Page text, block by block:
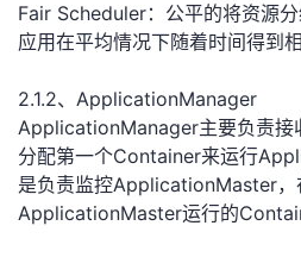
Fair Scheduler：公平的将资源
应用在平均情况下随着时间得到
2.1.2、ApplicationManager
ApplicationManager主要负责接
分配第一个Container来运行
是负责监控ApplicationMaster，
ApplicationMaster运行的